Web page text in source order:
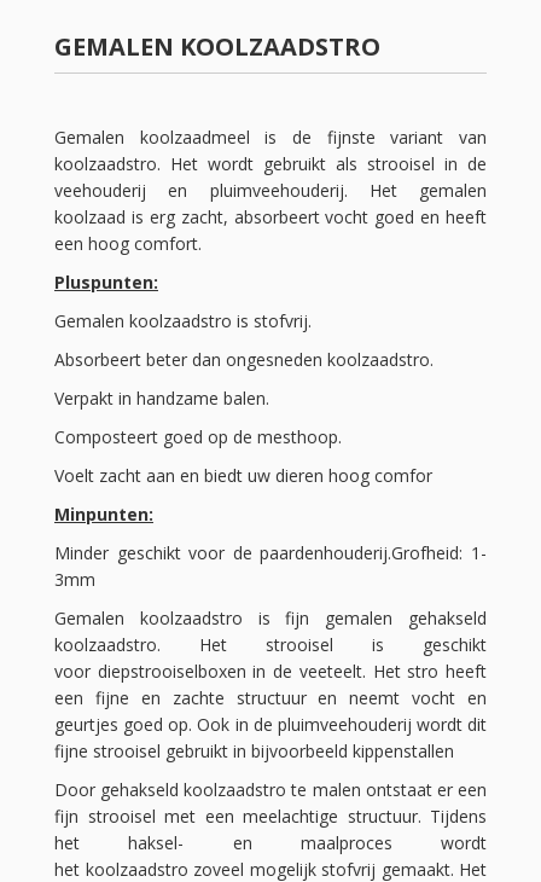
GEMALEN KOOLZAADSTRO
Gemalen koolzaadmeel is de fijnste variant van
koolzaadstro. Het wordt gebruikt als strooisel in de
veehouderij en pluimveehouderij. Het gemalen
koolzaad is erg zacht, absorbeert vocht goed en heeft
een hoog comfort.
Pluspunten:
Gemalen koolzaadstro is stofvrij.
Absorbeert beter dan ongesneden koolzaadstro.
Verpakt in handzame balen.
Composteert goed op de mesthoop.
Voelt zacht aan en biedt uw dieren hoog comfor
Minpunten:
Minder geschikt voor de paardenhouderij.Grofheid: 1-
3mm
Gemalen koolzaadstro is fijn gemalen gehakseld
koolzaadstro. Het strooisel is geschikt
voor diepstrooiselboxen in de veeteelt. Het stro heeft
een fijne en zachte structuur en neemt vocht en
geurtjes goed op. Ook in de pluimveehouderij wordt dit
fijne strooisel gebruikt in bijvoorbeeld kippenstallen
Door gehakseld koolzaadstro te malen ontstaat er een
fijn strooisel met een meelachtige structuur. Tijdens
het haksel- en maalproces wordt
het koolzaadstro zoveel mogelijk stofvrij gemaakt. Het